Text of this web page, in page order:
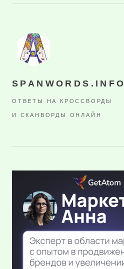
SPANWORDS.INFO
ОТВЕТЫ НА КРОССВОРДЫ
И СКАНВОРДЫ ОНЛАЙН